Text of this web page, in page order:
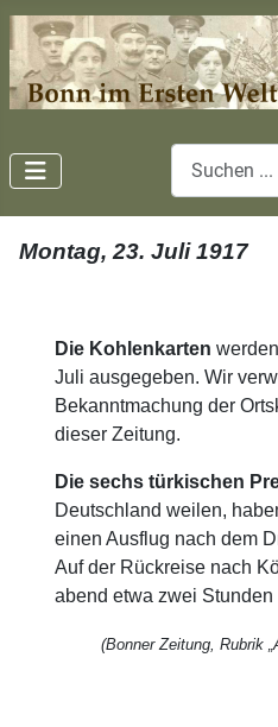
Montag, 23. Juli 1917
Die Kohlenkarten
Juli ausgegeben. Wir
Bekanntmachung der
dieser Zeitung.
Die sechs türkischen
Deutschland weilen,
einen Ausflug nach dem
Auf der Rückreise nach
abend etwa zwei
(Bonner Zeitung, Rubrik